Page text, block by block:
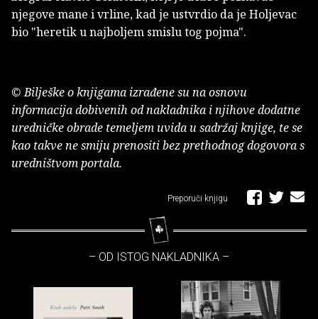
njegove mane i vrline, kad je ustvrdio da je Holjevac
bio "heretik u najboljem smislu tog pojma".
© Bilješke o knjigama izrađene su na osnovu
informacija dobivenih od nakladnika i njihove dodatne
uredničke obrade temeljem uvida u sadržaj knjige, te se
kao takve ne smiju prenositi bez prethodnog dogovora s
uredništvom portala.
Preporuči knjigu
– OD ISTOG NAKLADNIKA –